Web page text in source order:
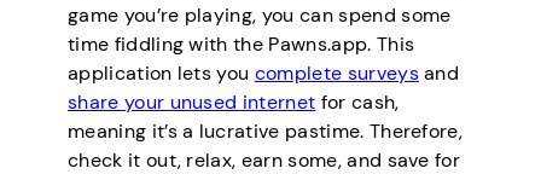
game you’re playing, you can spend some
time fiddling with the Pawns.app. This
application lets you complete surveysand
share your unused internet for cash,
meaning it’s a lucrative pastime. Therefore,
check it out, relax, earn some, and save for